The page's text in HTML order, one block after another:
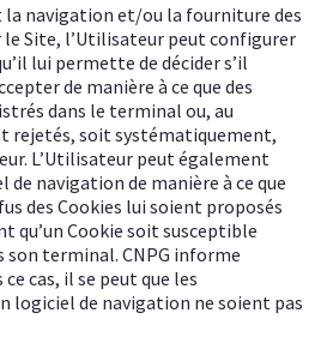
la navigation et/ou la fourniture des
le Site, l’Utilisateur peut configurer
lui permette de décider s’il
de manière à ce que des
dans le terminal ou, au
rejetés, soit systématiquement,
L’Utilisateur peut également
navigation de manière à ce que
des Cookies lui soient proposés
qu’un Cookie soit susceptible
son terminal. CNPG informe
cas, il se peut que les
logiciel de navigation ne soient pas